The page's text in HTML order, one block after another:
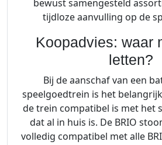
bewust samengesteld
tijdloze aanvulling op de
Koopadvies: waar
letten?
Bij de aanschaf van een
speelgoedtrein is het
de trein compatibel is met het
dat al in huis is. De BRIO
volledig compatibel met alle